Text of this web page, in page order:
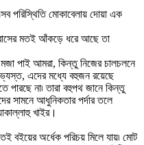
পরিস্থিতি মোকাবেলায় দোয়া এক
মতই আঁকড়ে ধরে আছে তা
পাই আমরা, কিন্তু নিজের চালচলনে
এদের মধ্যে বহুজন রয়েছে
পারছে না৷ তারা বহুপথ জানে কিন্তু
সামনে আধুনিকতার পর্দার তলে
খাইর।
বইয়ের অর্ধেক পরিচয় মিলে যায়৷ মোট